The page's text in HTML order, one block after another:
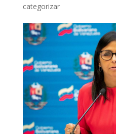
categorizar